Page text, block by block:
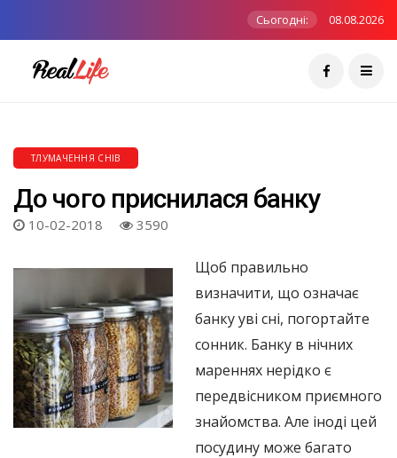
Сьогодні: 08.08.2026
ТЛУМАЧЕННЯ СНІВ
До чого приснилася банку
10-02-2018 3590
Щоб правильно
визначити, що означає
банку уві сні, погортайте
сонник. Банку в нічних
мареннях нерідко є
передвісником приємного
знайомства. Але іноді цей
посудину може багато